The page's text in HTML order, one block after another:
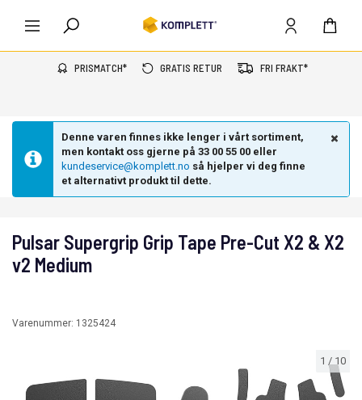
PRISMATCH* GRATIS RETUR FRI FRAKT*
Denne varen finnes ikke lenger i vårt sortiment,
men kontakt oss gjerne på 33 00 55 00 eller
kundeservice@komplett.no så hjelper vi deg finne
et alternativt produkt til dette.
1 / 10
Pulsar Supergrip Grip Tape Pre-Cut X2 & X2
v2 Medium
Varenummer: 1325424